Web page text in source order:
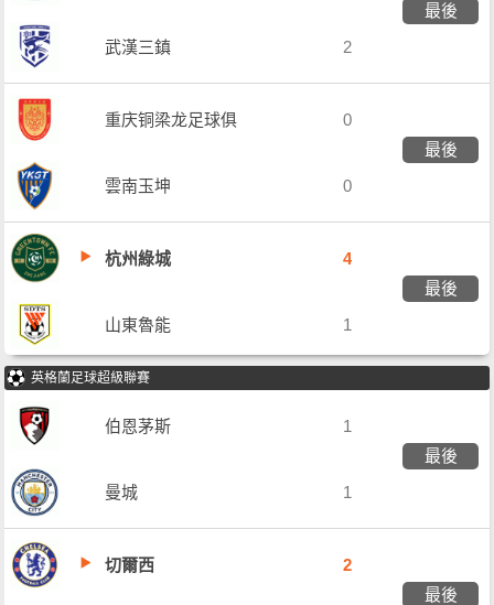
最後
武漢三鎮
2
重庆铜梁龙足球俱
0
最後
雲南玉坤
0
杭州綠城
4
最後
山東魯能
1
英格蘭足球超級聯賽
伯恩茅斯
1
最後
曼城
1
切爾西
2
最後